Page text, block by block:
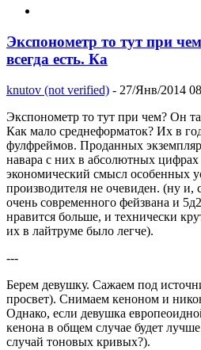
Экспонометр то тут при
всегда есть. Ка
knutov (not verified) - 27/Янв/2014
Экспонометр то тут при чем? Он
Как мало среднеформаток? Их в
фулфреймов. Проданных
навара с них в абсолютных
экономический смысл особенных
производителя не очевиден. (ну и,
очень современного фейзвана и
нравится больше, и технически
их в лайтруме было легче).
---
Берем девушку. Сажаем под
просвет). Снимаем кеноном и
Однако, если девушка
кенона в общем случае будет
случай тоновых кривых?).